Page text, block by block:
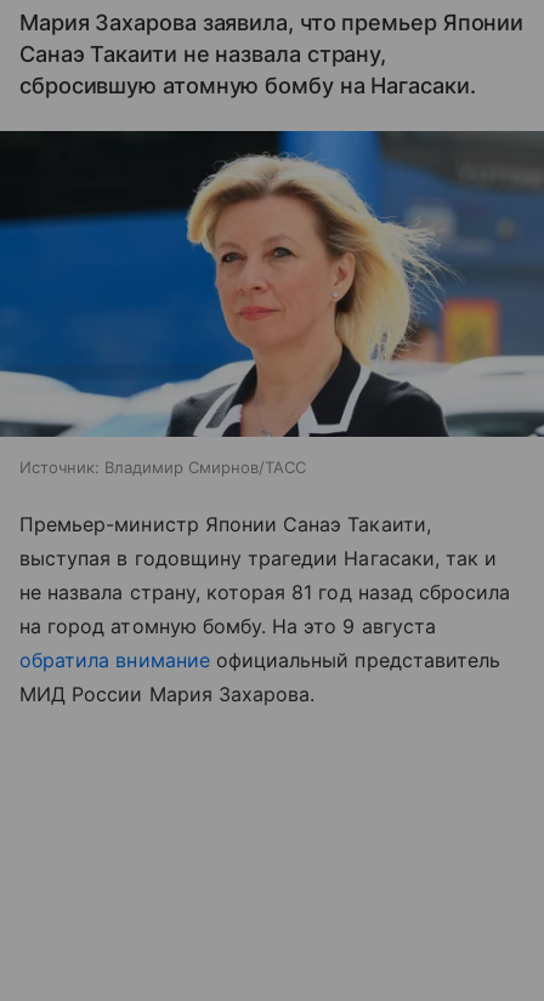
Мария Захарова заявила, что премьер Японии
Санаэ Такаити не назвала страну,
сбросившую атомную бомбу на Нагасаки.
Источник: Владимир Смирнов/ТАСС
Премьер-министр Японии Санаэ Такаити,
выступая в годовщину трагедии Нагасаки, так и
не назвала страну, которая 81 год назад сбросила
на город атомную бомбу. На это 9 августа
обратила вниманиеофициальный представитель
МИД России Мария Захарова.